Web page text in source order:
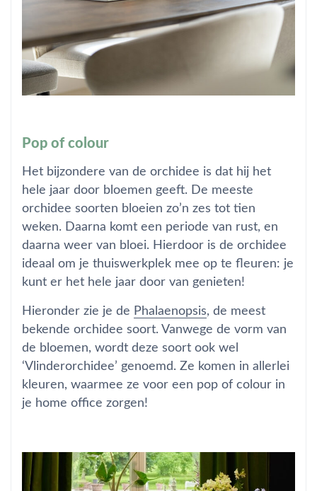
Pop of colour
Het bijzondere van de orchidee is dat hij het
hele jaar door bloemen geeft. De meeste
orchidee soorten bloeien zo’n zes tot tien
weken. Daarna komt een periode van rust, en
daarna weer van bloei. Hierdoor is de orchidee
ideaal om je thuiswerkplek mee op te fleuren: je
kunt er het hele jaar door van genieten!
Hieronder zie je de Phalaenopsis, de meest
bekende orchidee soort. Vanwege de vorm van
de bloemen, wordt deze soort ook wel
‘Vlinderorchidee’ genoemd. Ze komen in allerlei
kleuren, waarmee ze voor een pop of colour in
je home office zorgen!